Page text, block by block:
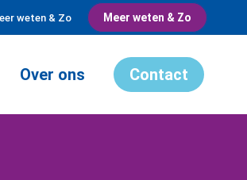
weten & Zo Meer weten & Zo
Over ons Contact